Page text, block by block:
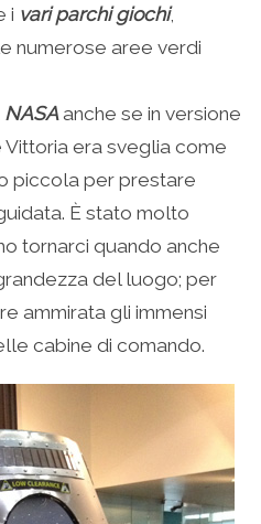
i vari parchi giochi,
numerose aree verdi
NASA anche se in versione
era sveglia come
piccola per prestare
È stato molto
tornarci quando anche
del luogo; per
ammirata gli immensi
cabine di comando.